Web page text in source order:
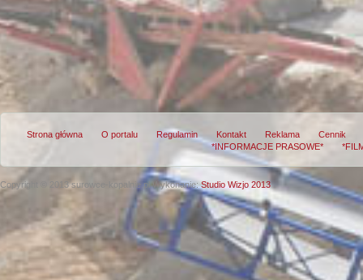
Strona główna O portalu Regulamin Kontakt Reklama
Cennik
*INFORMACJE PRASOWE*
Copyright © 2013 surowce-kopalnie.plWykonanie:Studio Wizjo 2013